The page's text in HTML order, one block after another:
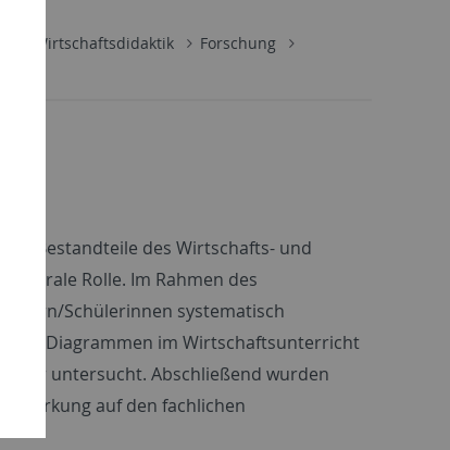
Wirtschaftsdidaktik
Forschung
als Bestandteile des Wirtschafts- und
Rolle. Im Rahmen des
Schülerinnen systematisch
von Diagrammen im Wirtschaftsunterricht
untersucht. Abschließend wurden
Wirkung auf den fachlichen